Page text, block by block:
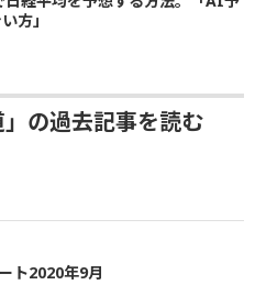
方」
」の過去記事を読む
ト2020年9月